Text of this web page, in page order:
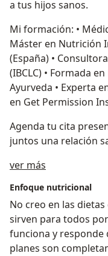
a tus hijos sanos.
Mi formación: •
Máster en Nutrición
(España) •
(IBCLC) • Formada
Ayurveda • Experta
en Get Permission
Agenda tu cita
juntos una relación
ver más
Enfoque nutricional
No creo en las
sirven para todos
funciona y responde
planes son